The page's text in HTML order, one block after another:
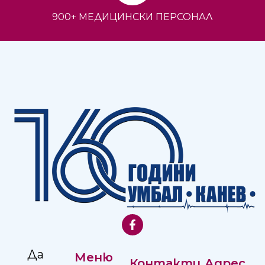
28 ОТДЕЛЕНИЯ